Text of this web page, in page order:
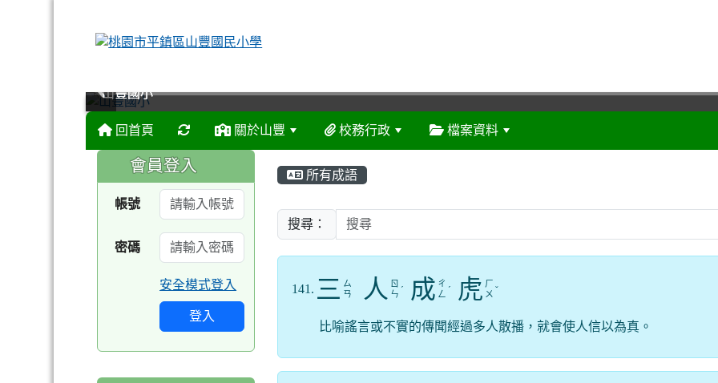
山豐國小
山豐國小
山豐國小
山豐國小
回首頁 關於山豐 校務行政 檔案資料
所有成語
搜尋：
141. 三 ㄙ
ㄢ
人 ㄖ
ㄣ ˊ 成 ㄔ
ㄥ ˊ 虎 ㄏ
ㄨ ˇ
比喻謠言或不實的傳聞經過多人散播，就會使人信以為真。
:::
會員登入
帳號
密碼
安全模式登入
登入